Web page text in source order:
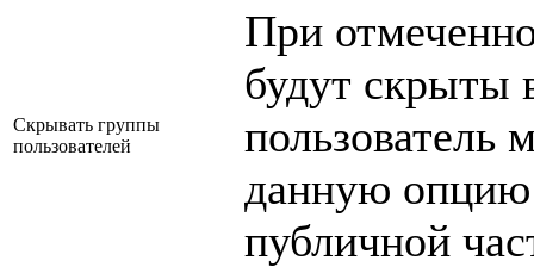
Скрывать группы
пользователей
При
будут скрыты
пользователь
данную
публичной